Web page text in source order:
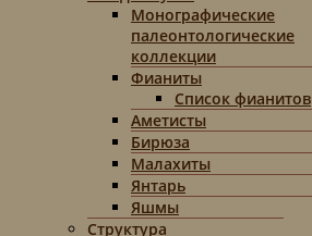
Монографические
палеонтологические
коллекции
Фианиты
Список фианитов
Аметисты
Бирюза
Малахиты
Янтарь
Яшмы
Структура